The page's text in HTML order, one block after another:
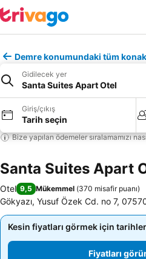
Demre konumundaki tüm
Gidilecek yer
Santa Suites Apart Otel
Giriş/çıkış
Tarih seçin
Bize yapılan ödemeler sıralamamızı
Santa Suites Apart
Otel 9,5 Mükemmel (370 misafir puanı)
Gökyazı, Yusuf Özek Cd. no 7,
Kesin fiyatları görmek için
Fiyatları
Kesin fiyatları görmek için
Fiyatları